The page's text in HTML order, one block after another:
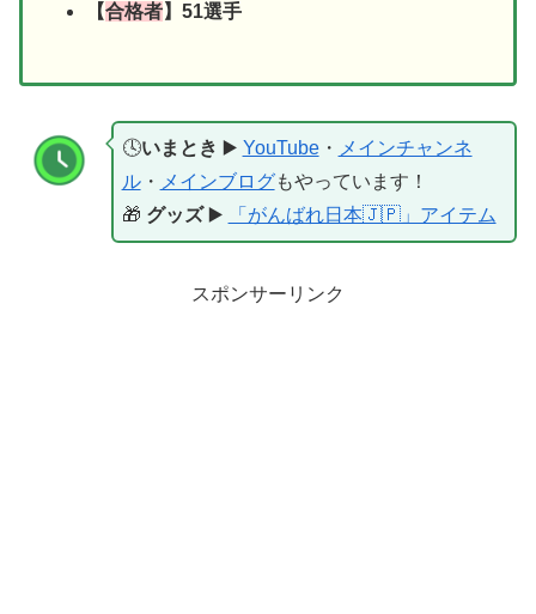
【合格者】51選手
🕓いまとき ▶️ YouTube・ メインチャンネ
ル・ メインブログもやっています！
🎁 グッズ▶️ 「がんばれ日本🇯🇵」アイテム
スポンサーリンク